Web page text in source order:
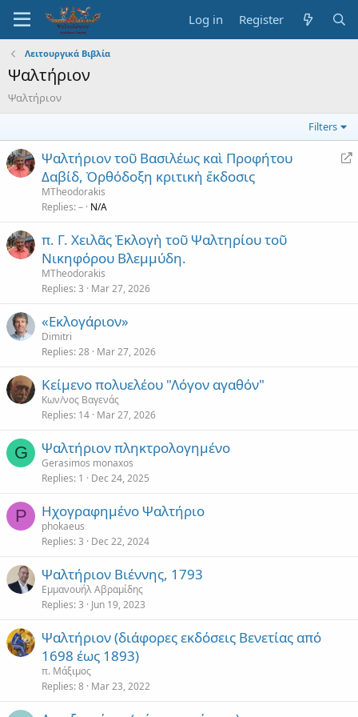
Log in Register
Λειτουργικά Βιβλία
Ψαλτήριον
Ψαλτήριον
Filters
R
Ψαλτήριον τοῦ Βασιλέως καὶ Προφήτου
Δαβίδ, Ὀρθόδοξη κριτικὴ ἔκδοσις
MTheodorakis
Replies – N/A
π. Γ. Χειλᾶς Ἐκλογὴ τοῦ Ψαλτηρίου τοῦ
Νικηφόρου Βλεμμύδη.
MTheodorakis
Replies 3 Mar 27, 2026
«Εκλογάριον»
Dimitri
Replies 28 Mar 27, 2026
Κείμενο πολυελέου "Λόγον αγαθόν"
Κων/νος Βαγενάς
Replies 14 Mar 27, 2026
G Ψαλτήριον πληκτρολογημένο
Gerasimos monaxos
Replies 1 Dec 24, 2025
P Ηχογραφημένο Ψαλτήριο
phokaeus
Replies 3 Dec 22, 2024
Ψαλτήριον Βιέννης, 1793
Εμμανουήλ Αβραμίδης
Replies 3 Jun 19, 2023
Ψαλτήριον (διάφορες εκδόσεις Βενετίας από
1698 έως 1893)
π. Μάξιμος
Replies 8 Mar 23, 2022